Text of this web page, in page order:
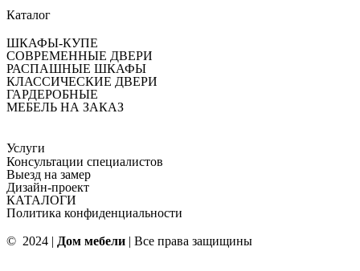
Каталог
ШКАФЫ-КУПЕ
СОВРЕМЕННЫЕ ДВЕРИ
РАСПАШНЫЕ ШКАФЫ
КЛАССИЧЕСКИЕ ДВЕРИ
ГАРДЕРОБНЫЕ
МЕБЕЛЬ НА ЗАКАЗ
Услуги
Консультации специалистов
Выезд на замер
Дизайн-проект
КАТАЛОГИ
Политика конфиденциальности
© 2024 | Дом мебели | Все права защищины